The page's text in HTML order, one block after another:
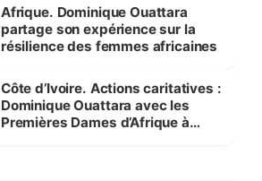
Afrique. Dominique Ouattara
partage son expérience sur la
résilience des femmes africaines
Côte d’Ivoire. Actions caritatives :
Dominique Ouattara avec les
Premières Dames d’Afrique à